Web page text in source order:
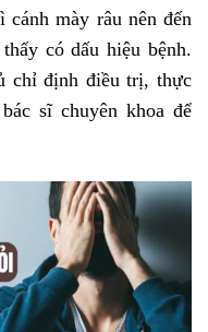
mày râu nên đến
có dấu hiệu bệnh.
chỉ định điều trị, thực
sĩ chuyên khoa để